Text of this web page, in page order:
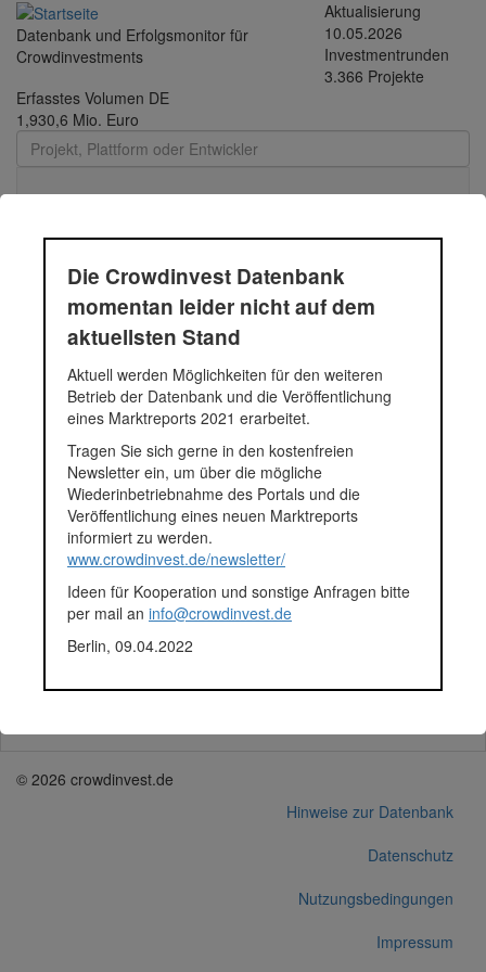
Direkt zum Inhalt
Datenbank und Erfolgsmonitor für
Crowdinvestments
Aktualisierung
10.05.2026
Investmentrunden
3.366 Projekte
Erfasstes Volumen DE
1,930,6 Mio. Euro
Toggle
DEMAX GROUP
Projekt
Darnautgasse 5
Ramperstorffergasse 61,
Schuhmeierplatz 13
© 2026 crowdinvest.de
Hinweise zur Datenbank
Datenschutz
Nutzungsbedingungen
Impressum
Die Crowdinvest Datenbank
momentan leider nicht auf dem
aktuellsten Stand
Aktuell werden Möglichkeiten für den weiteren
Betrieb der Datenbank und die Veröffentlichung
eines Marktreports 2021 erarbeitet.
Tragen Sie sich gerne in den kostenfreien
Newsletter ein, um über die mögliche
Wiederinbetriebnahme des Portals und die
Veröffentlichung eines neuen Marktreports
informiert zu werden.
www.crowdinvest.de/newsletter/
Ideen für Kooperation und sonstige Anfragen bitte
per mail an info@crowdinvest.de
Berlin, 09.04.2022